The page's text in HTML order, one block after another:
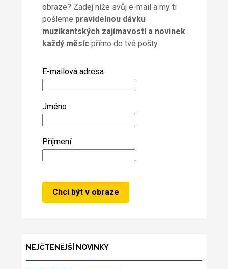
obraze? Zadej níže svůj e-mail a my ti
pošleme pravidelnou dávku
muzikantských zajímavostí a novinek
každý měsícpřímo do tvé pošty.
E-mailová adresa
Jméno
Příjmení
NEJČTENĚJŠÍ NOVINKY